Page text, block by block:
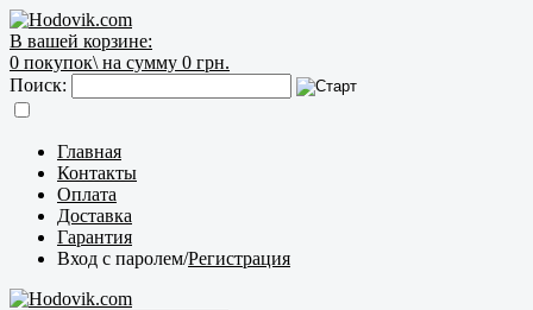
В вашей корзине:
0 покупок\ на сумму 0 грн.
Поиск:
Главная
Контакты
Оплата
Доставка
Гарантия
Вход с паролем/Регистрация